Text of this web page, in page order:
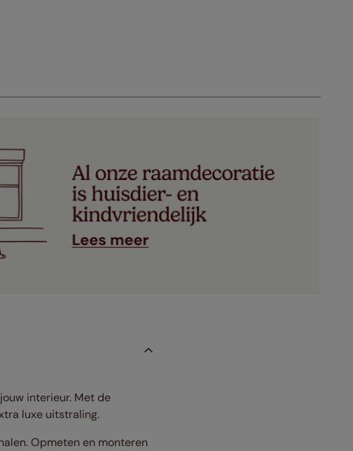
interieur. Met de
luxe uitstraling.
Opmeten en monteren